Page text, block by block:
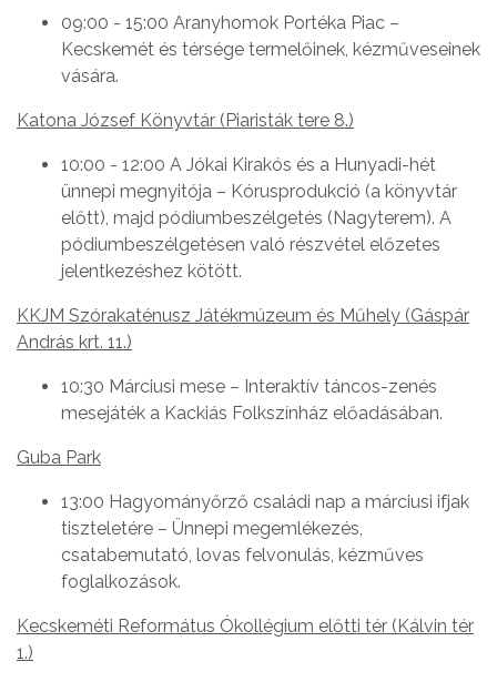
09:00 - 15:00 Aranyhomok Portéka Piac –
Kecskemét és térsége termelőinek, kézműveseinek
vására.
Katona József Könyvtár (Piaristák tere 8.)
10:00 - 12:00 A Jókai Kirakós és a Hunyadi-hét
ünnepi megnyitója – Kórusprodukció (a könyvtár
előtt), majd pódiumbeszélgetés (Nagyterem). A
pódiumbeszélgetésen való részvétel előzetes
jelentkezéshez kötött.
KKJM Szórakaténusz Játékmúzeum és Műhely (Gáspár
András krt. 11.)
10:30 Márciusi mese – Interaktív táncos-zenés
mesejáték a Kackiás Folkszínház előadásában.
Guba Park
13:00 Hagyományőrző családi nap a márciusi ifjak
tiszteletére – Ünnepi megemlékezés,
csatabemutató, lovas felvonulás, kézműves
foglalkozások.
Kecskeméti Református Ókollégium előtti tér (Kálvin tér
1.)